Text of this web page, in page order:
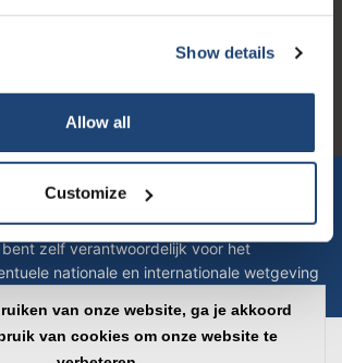
Show details
Allow all
Customize
zijn enkel ter educatie en/of informatie en
of omschrijving hoe u het product kan en
zelf verantwoordelijk voor het
nationale en internationale wetgeving
Discounter - All rights reserved - Theme by
van onze website, ga je akkoord
van cookies om onze website te
€50.00